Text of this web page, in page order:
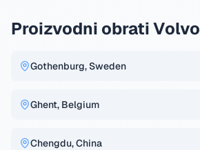
Proizvodni obrati Volvo
Gothenburg, Sweden
Ghent, Belgium
Chengdu, China